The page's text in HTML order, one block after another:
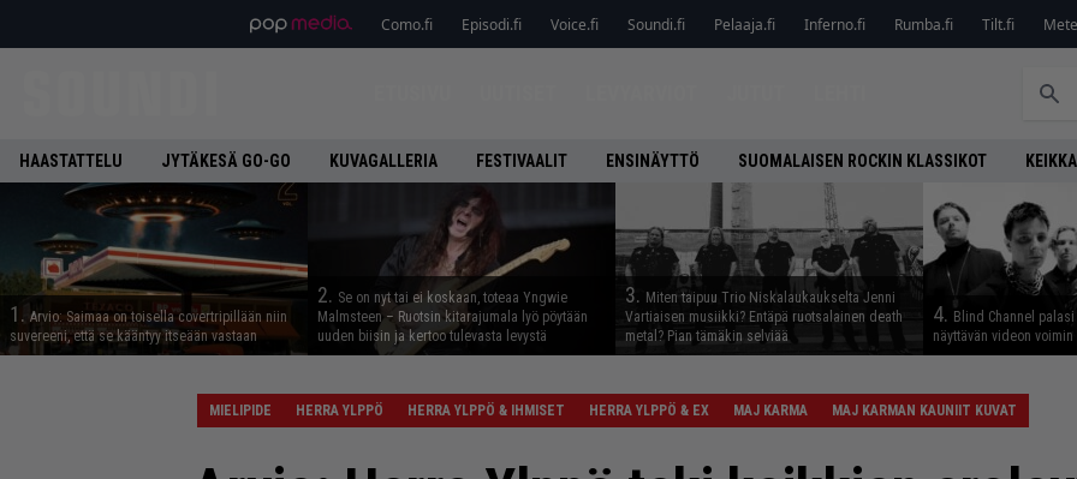
Como.fi Episodi.fi Voice.fi Soundi.fi Pelaaja.fi Inferno.fi Rumba.fi Tilt.fi
HAASTATTELU JYTÄKESÄ GO-GO KUVAGALLERIA FESTIVAALIT ENSINÄYTTÖ SUOMALAISEN ROCKIN KLASSIKOT KEIKKA
1. Arvio: Saimaa on toisella covertripillään niin
suvereeni, että se kääntyy itseään vastaan
2. Se on nyt tai ei koskaan, toteaa Yngwie
Malmsteen – Ruotsin kitarajumala lyö pöytään
uuden biisin ja kertoo tulevasta levystä
3. Miten taipuu Trio Niskalaukaukselta Jenni
Vartiaisen musiikki? Entäpä ruotsalainen death
metal? Pian tämäkin selviää
4. Blind Channel
näyttävän videon voimin
MIELIPIDE HERRA YLPPÖ HERRA YLPPÖ & IHMISET HERRA YLPPÖ & EX MAJ KARMA MAJ KARMAN KAUNIIT KUVAT